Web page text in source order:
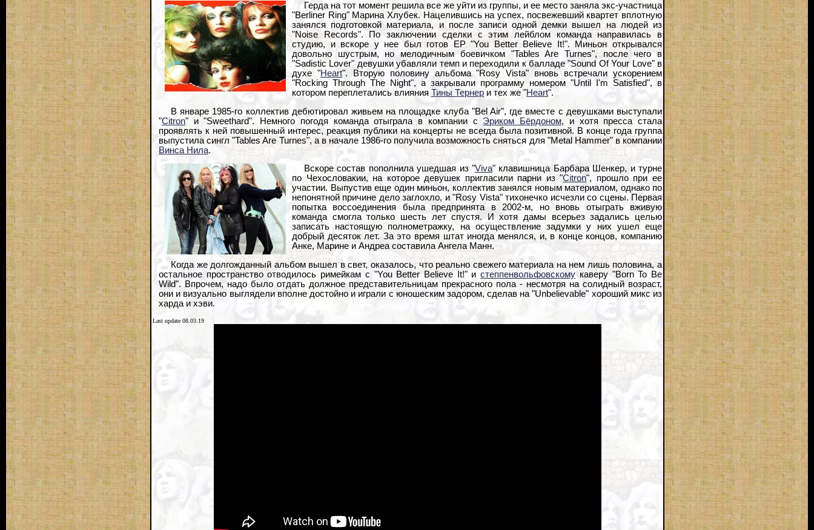
Герда на тот момент решила все же уйти из группы, и ее место заняла экс-участница
"Berliner Ring" Марина Хлубек. Нацелившись на успех, посвежевший квартет вплотную
занялся подготовкой материала, и после записи одной демки вышел на людей из
"Noise Records". По заключении сделки с этим лейблом команда направилась в
студию, и вскоре у нее был готов EP "You Better Believe It!". Миньон открывался
довольно шустрым, но мелодичным боевичком "Tables Are Turnes", после чего в
"Sadistic Lover" девушки убавляли темп и переходили к балладе "Sound Of Your Love" в
духе "Heart". Вторую половину альбома "Rosy Vista" вновь встречали ускорением
"Rocking Through The Night", а закрывали программу номером "Until I'm Satisfied", в
котором переплетались влиянияТины Тернер и тех же "Heart".
В январе 1985-го коллектив дебютировал живьем на площадке клуба "Bel Air", где вместе с девушками выступали
"Citron" и "Sweethard". Немного погодя команда отыграла в компании с Эриком Бёрдоном, и хотя пресса стала
проявлять к ней повышенный интерес, реакция публики на концерты не всегда была позитивной. В конце года группа
выпустила сингл "Tables Are Turnes", а в начале 1986-го получила возможность сняться для "Metal Hammer" в компании
Винса Нила.
Вскоре состав пополнила ушедшая из "Viva" клавишница Барбара Шенкер, и турне
по Чехословакии, на которое девушек пригласили парни из "Citron", прошло при ее
участии. Выпустив еще один миньон, коллектив занялся новым материалом, однако по
непонятной причине дело заглохло, и "Rosy Vista" тихонечко исчезли со сцены. Первая
попытка воссоединения была предпринята в 2002-м, но вновь отыграть вживую
команда смогла только шесть лет спустя. И хотя дамы всерьез задались целью
записать настоящую полнометражку, на осуществление задумки у них ушел еще
добрый десяток лет. За это время штат иногда менялся, и, в конце концов, компанию
Анке, Марине и Андреа составила Ангела Манн.
Когда же долгожданный альбом вышел в свет, оказалось, что реально свежего материала на нем лишь половина, а
остальное пространство отводилось римейкам с "You Better Believe It!" истеппенвольфовскомукаверу "Born To Be
Wild". Впрочем, надо было отдать должное представительницам прекрасного пола - несмотря на солидный возраст,
они и визуально выглядели вполне достойно и играли с юношеским задором, сделав на "Unbelievable" хороший микс из
харда и хэви.
Last update 08.03.19